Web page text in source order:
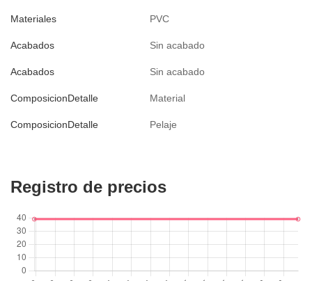
Materiales PVC
Acabados Sin acabado
Acabados Sin acabado
ComposicionDetalle Material
ComposicionDetalle Pelaje
Registro de precios